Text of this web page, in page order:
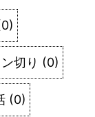
0)
切り (0)
(0)